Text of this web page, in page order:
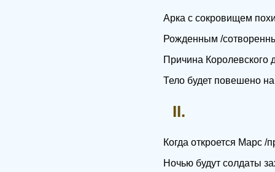
Арка с сокровищем
Рожденным /
Причина Королевского
Тело будет повешено
II.
Когда откроется Марс /
Ночью будут солдаты